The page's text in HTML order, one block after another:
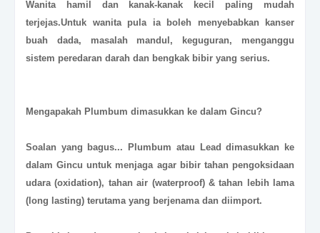
Wanita hamil dan kanak-kanak kecil paling mudah
terjejas.Untuk wanita pula ia boleh menyebabkan kanser
buah dada, masalah mandul, keguguran, menganggu
sistem peredaran darah dan bengkak bibir yang serius.
Mengapakah Plumbum dimasukkan ke dalam Gincu?
Soalan yang bagus... Plumbum atau Lead dimasukkan ke
dalam Gincu untuk menjaga agar bibir tahan pengoksidaan
udara (oxidation), tahan air (waterproof) & tahan lebih lama
(long lasting) terutama yang berjenama dan diimport.